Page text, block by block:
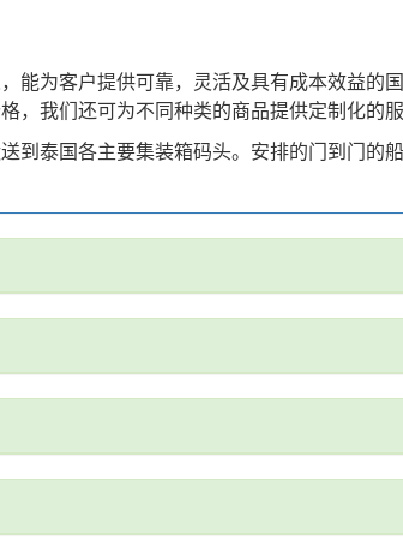
为客户提供可靠，灵活及具有成本效益的
我们还可为不同种类的商品提供定制化的
泰国各主要集装箱码头。安排的门到门的